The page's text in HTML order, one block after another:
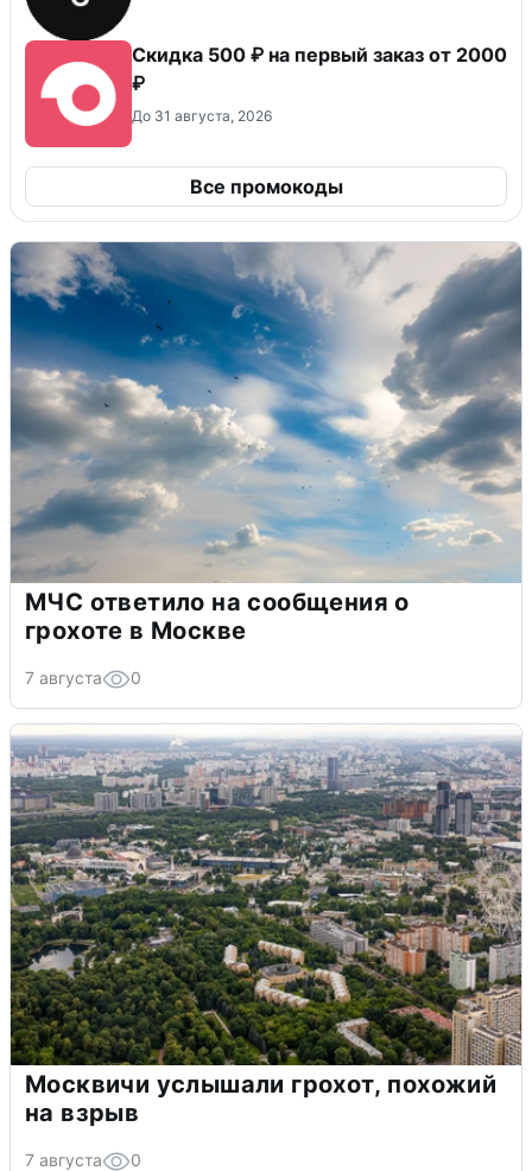
Скидка 500 ₽ на первый заказ от 2000
₽
До 31 августа, 2026
Все промокоды
МЧС ответило на сообщения о
грохоте в Москве
7 августа 0
Москвичи услышали грохот, похожий
на взрыв
7 августа 0